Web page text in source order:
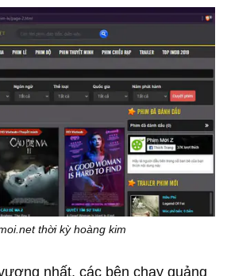
thời kỳ hoàng kim
nhất, các bên chạy quảng